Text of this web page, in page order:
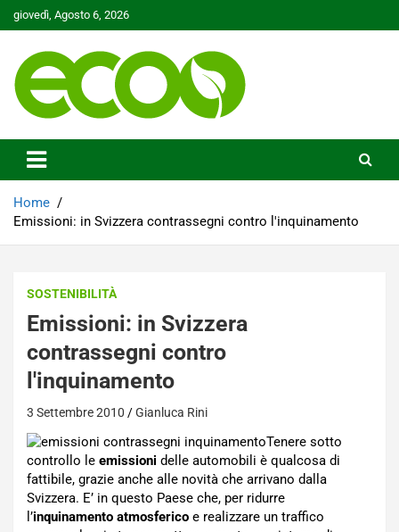
Skip
to
giovedì, Agosto 6, 2026
Ecoo.it
Home
Emissioni: in Svizzera contrassegni contro l'inquinamento
SOSTENIBILITÀ
Emissioni: in Svizzera
contrassegni contro
l'inquinamento
3 Settembre 2010 Gianluca Rini
Tenere sotto
controllo le emissioni delle automobili è qualcosa di
fattibile, grazie anche alle novità che arrivano dalla
Svizzera. E’ in questo Paese che, per ridurre
l’inquinamento atmosferico e realizzare un traffico